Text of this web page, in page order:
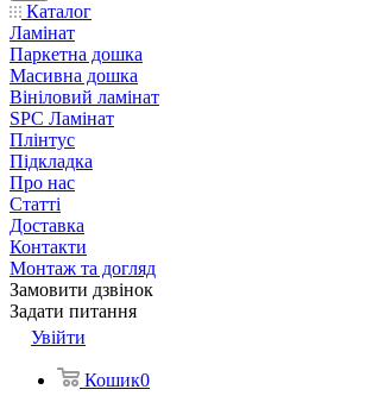
Каталог
Ламінат
Паркетна дошка
Масивна дошка
Вініловий ламінат
SPC Ламінат
Плінтус
Підкладка
Про нас
Статті
Доставка
Контакти
Монтаж та догляд
Замовити дзвінок
Задати питання
Увійти
Кошик0